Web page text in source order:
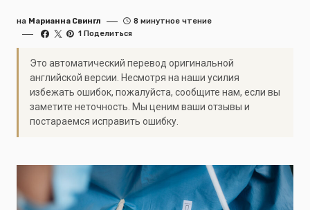
на Марианна Свингл
8 минутное чтение
1 Поделиться
Это автоматический перевод оригинальной
английской версии. Несмотря на наши усилия
избежать ошибок, пожалуйста, сообщите нам, если вы
заметите неточность. Мы ценим ваши отзывы и
постараемся исправить ошибку.